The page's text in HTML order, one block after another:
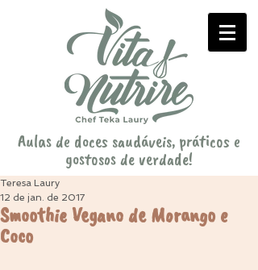
Aulas de doces saudáveis, práticos e
gostosos de verdade!
Smoothie Vegano de Morango e
Coco
Teresa Laury
12 de jan. de 2017